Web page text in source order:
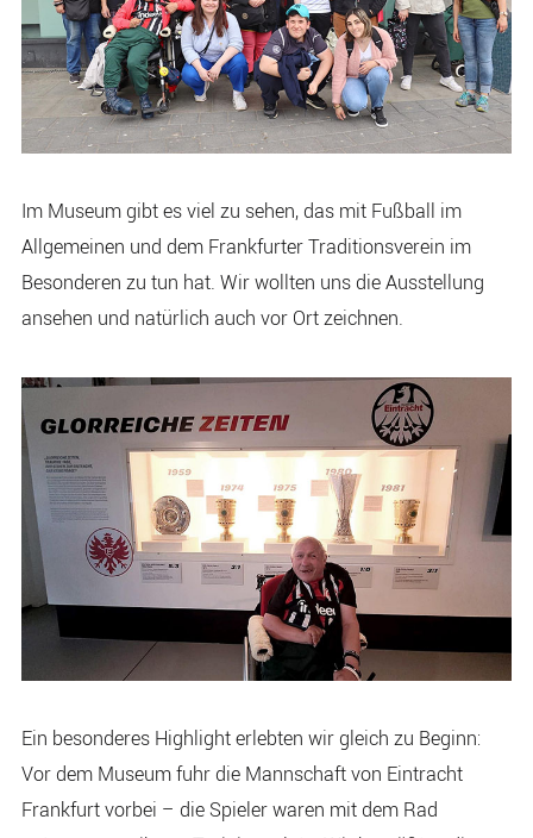
Im Museum gibt es viel zu sehen, das mit Fußball im
Allgemeinen und dem Frankfurter Traditionsverein im
Besonderen zu tun hat. Wir wollten uns die Ausstellung
ansehen und natürlich auch vor Ort zeichnen.
Ein besonderes Highlight erlebten wir gleich zu Beginn:
Vor dem Museum fuhr die Mannschaft von Eintracht
Frankfurt vorbei – die Spieler waren mit dem Rad